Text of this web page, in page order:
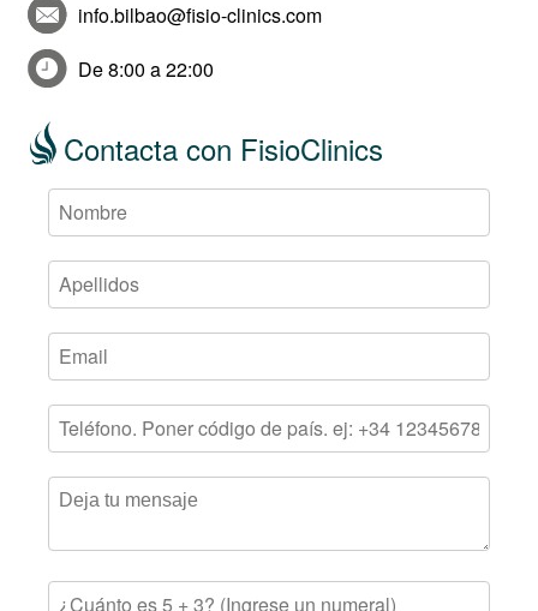
info.bilbao@fisio-clinics.com
De 8:00 a 22:00
Contacta con FisioClinics